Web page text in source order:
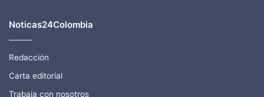
Noticas24Colombia
Redacción
Carta editorial
Trabaja con nosotros